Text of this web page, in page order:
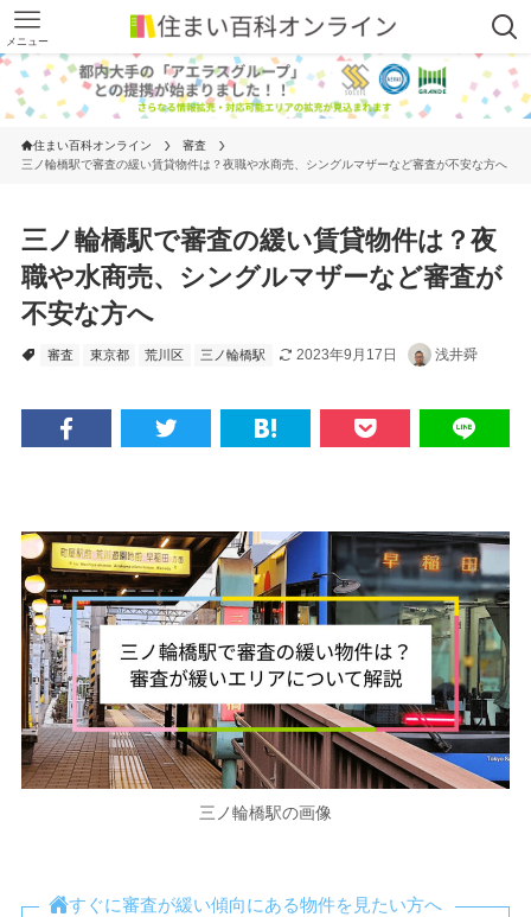
メニュー
住まい百科オンライン
審査
三ノ輪橋駅で審査の緩い賃貸物件は？夜職や水商売、シングルマザーなど審査が不安な方へ
三ノ輪橋駅で審査の緩い賃貸物件は？夜
職や水商売、シングルマザーなど審査が
不安な方へ
審査 東京都 荒川区 三ノ輪橋駅 2023年9月17日 浅井舜
三ノ輪橋駅の画像
すぐに審査が緩い傾向にある物件を見たい方へ